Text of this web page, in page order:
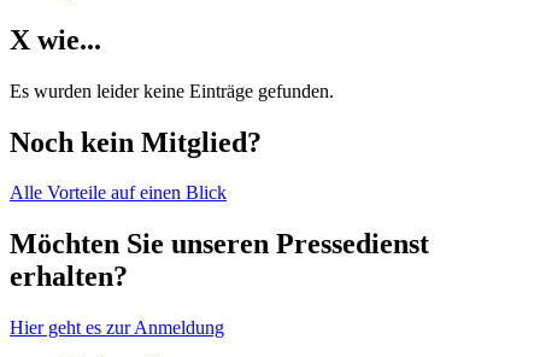
X wie...
Es wurden leider keine Einträge gefunden.
Noch kein Mitglied?
Alle Vorteile auf einen Blick
Möchten Sie unseren Pressedienst
erhalten?
Hier geht es zur Anmeldung